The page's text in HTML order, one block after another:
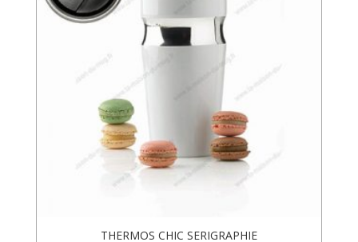
THERMOS CHIC SERIGRAPHIE